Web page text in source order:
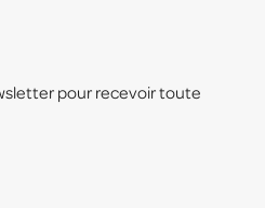
pour recevoir toute